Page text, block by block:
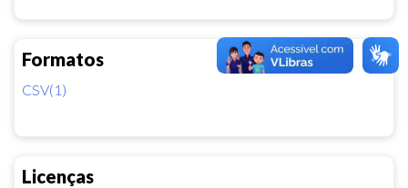
Formatos
CSV(1)
Licenças